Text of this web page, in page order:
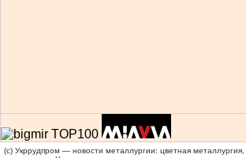
(c) Укррудпром — новости металлургии: цветная